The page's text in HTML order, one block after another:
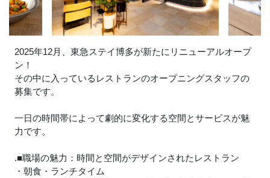
2025年12月、東急ステイ博多が新たにリニューアルオープ
ン！
その中に入っているレストランのオープニングスタッフの
募集です。
一日の時間帯によって劇的に変化する空間とサービスが魅
力です。
.■職場の魅力：時間と空間がデザインされたレストラン
・朝食・ランチタイム